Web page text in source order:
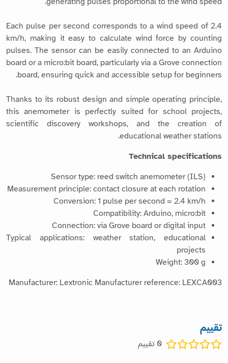
Each pulse per second corresponds to a wind speed of 2.4
km/h, making it easy to calculate wind force by counting
pulses. The sensor can be easily connected to an Arduino
board or a micro:bit board, particularly via a Grove connection
board, ensuring quick and accessible setup for beginners.
Thanks to its robust design and simple operating principle,
this anemometer is perfectly suited for school projects,
scientific discovery workshops, and the creation of
educational weather stations.
Technical specifications
Sensor type: reed switch anemometer (ILS)
Measurement principle: contact closure at each rotation
Conversion: 1 pulse per second = 2.4 km/h
Compatibility: Arduino, micro:bit
Connection: via Grove board or digital input
Typical applications: weather station, educational
projects
Weight: 300 g
Manufacturer: Lextronic Manufacturer reference: LEXCA003
تقييم
0 تقييم